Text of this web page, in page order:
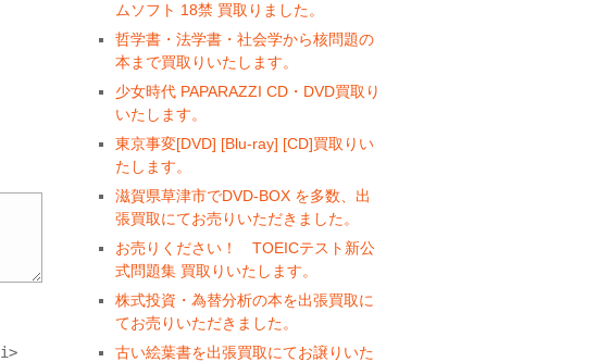
ムソフト 18禁 買取りました。
哲学書・法学書・社会学から核問題の
本まで買取りいたします。
少女時代 PAPARAZZI CD・DVD買取り
いたします。
東京事変[DVD] [Blu-ray] [CD]買取りい
たします。
滋賀県草津市でDVD-BOX を多数、出
張買取にてお売りいただきました。
お売りください！ TOEICテスト新公
式問題集 買取りいたします。
株式投資・為替分析の本を出張買取に
てお売りいただきました。
古い絵葉書を出張買取にてお譲りいた